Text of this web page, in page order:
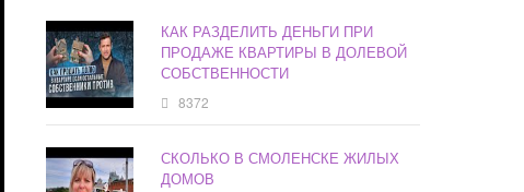
КАК РАЗДЕЛИТЬ ДЕНЬГИ ПРИ
ПРОДАЖЕ КВАРТИРЫ В ДОЛЕВОЙ
СОБСТВЕННОСТИ
8372
СКОЛЬКО В СМОЛЕНСКЕ ЖИЛЫХ
ДОМОВ